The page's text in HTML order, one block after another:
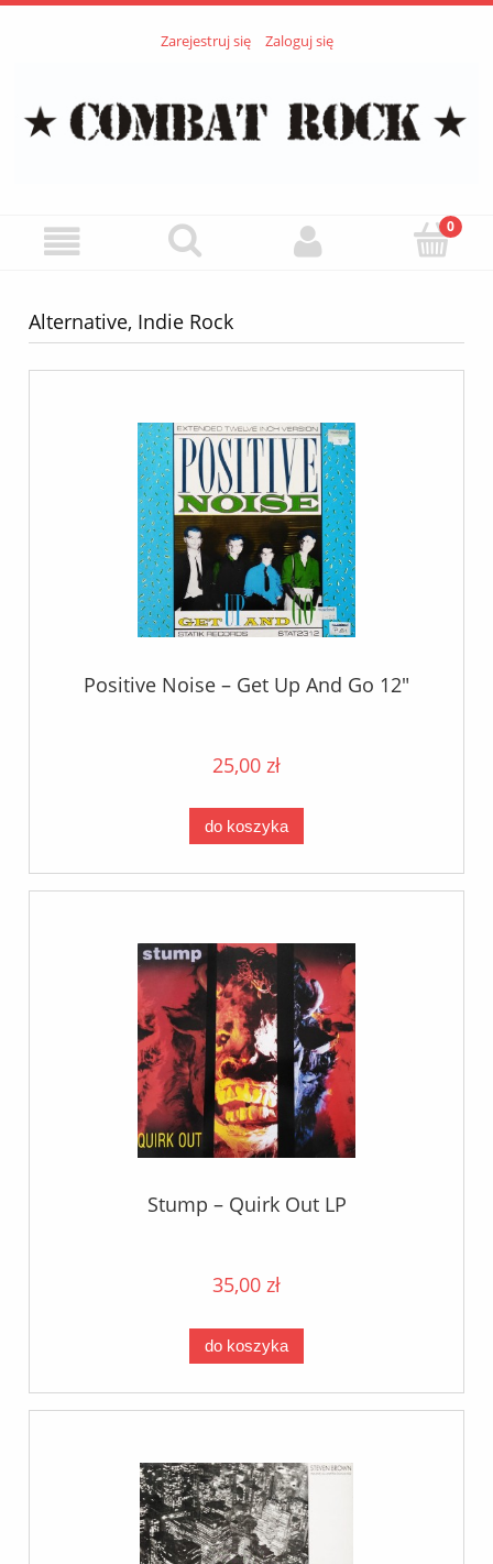
Zarejestruj się Zaloguj się
Alternative, Indie Rock
Positive Noise – Get Up And Go 12"
25,00 zł
do koszyka
Stump – Quirk Out LP
35,00 zł
do koszyka